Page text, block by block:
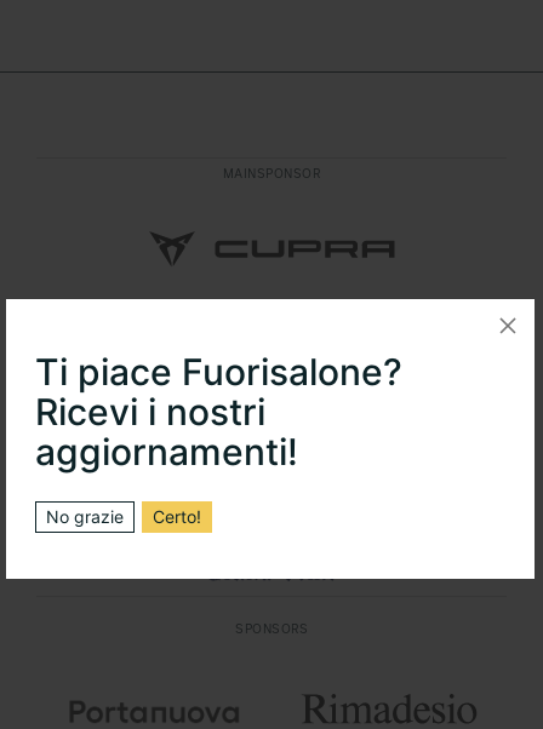
MAINSPONSOR
SPONSORS
Ti piace Fuorisalone?
Ricevi i nostri
aggiornamenti!
No grazie Certo!